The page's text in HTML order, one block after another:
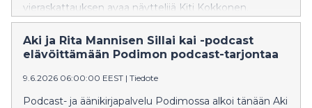
vieraskattauksen avaa näyttelijä Kiti Kokkonen.
Tulevissa jaksoissa nähdään mm. Jukka Lindström,
Pippa Laukka ja SANNI.
Aki ja Rita Mannisen Sillai kai -podcast
elävöittämään Podimon podcast-tarjontaa
9.6.2026 06:00:00 EEST | Tiedote
Podcast- ja äänikirjapalvelu Podimossa alkoi tänään Aki